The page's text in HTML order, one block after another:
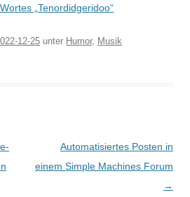
„Tenordidgeridoo“
12-25 unter Humor, Musik
Automatisiertes Posten in
einem Simple Machines Forum
→